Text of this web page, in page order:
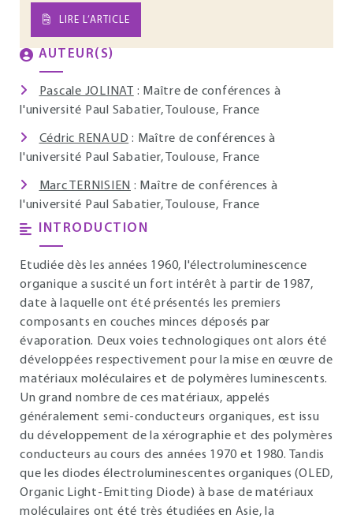
LIRE L’ARTICLE
AUTEUR(S)
Pascale JOLINAT
: Maître de conférences à
l'université Paul Sabatier, Toulouse, France
Cédric RENAUD : Maître de conférences à
l'université Paul Sabatier, Toulouse, France
Marc TERNISIEN : Maître de conférences à
l'université Paul Sabatier, Toulouse, France
INTRODUCTION
Etudiée dès les années 1960, l'électroluminescence
organique a suscité un fort intérêt à partir de 1987,
date à laquelle ont été présentés les premiers
composants en couches minces déposés par
évaporation. Deux voies technologiques ont alors été
développées respectivement pour la mise en œuvre de
matériaux moléculaires et de polymères luminescents.
Un grand nombre de ces matériaux, appelés
généralement semi-conducteurs organiques, est issu
du développement de la xérographie et des polymères
conducteurs au cours des années 1970 et 1980. Tandis
que les diodes électroluminescentes organiques (OLED,
Organic Light-Emitting Diode) à base de matériaux
moléculaires ont été très étudiées en Asie, la